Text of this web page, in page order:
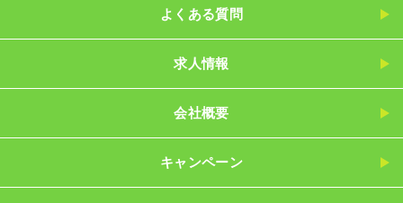
よくある質問
求人情報
会社概要
キャンペーン